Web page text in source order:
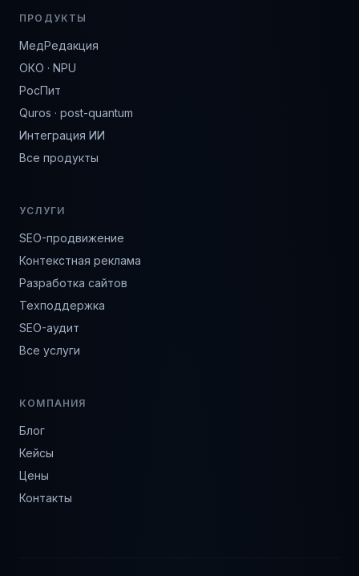
ПРОДУКТЫ
МедРедакция
ОКО · NPU
РосПит
Quros · post-quantum
Интеграция ИИ
Все продукты
УСЛУГИ
SEO-продвижение
Контекстная реклама
Разработка сайтов
Техподдержка
SEO-аудит
Все услуги
КОМПАНИЯ
Блог
Кейсы
Цены
Контакты